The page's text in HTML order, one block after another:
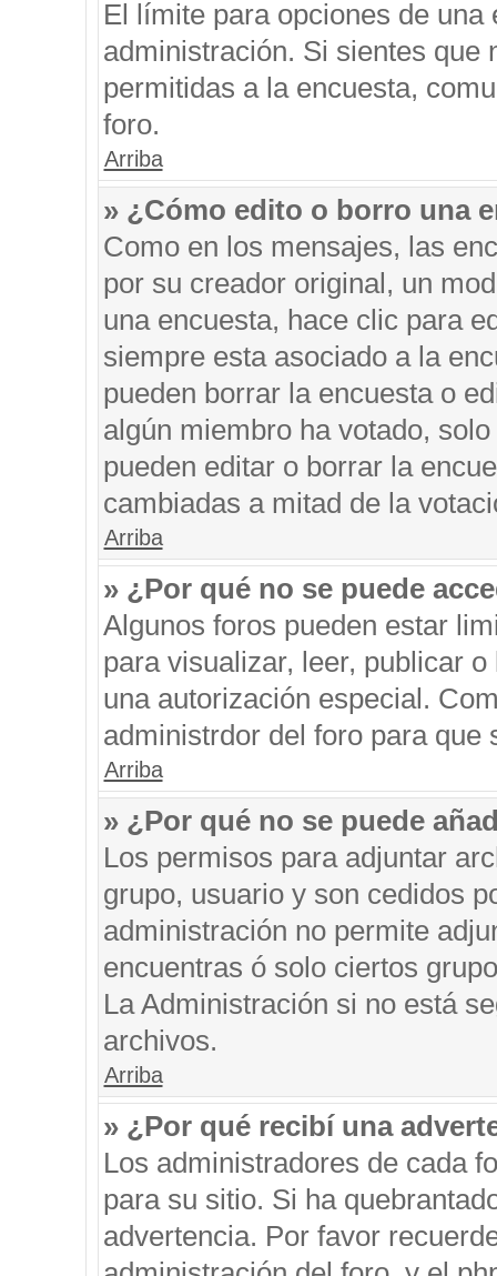
El límite para opciones de una
administración. Si sientes que
permitidas a la encuesta,
foro.
Arriba
» ¿Cómo edito o borro una
Como en los mensajes, las
por su creador original, un
una encuesta, hace clic para
siempre esta asociado a la
pueden borrar la encuesta o
algún miembro ha votado,
pueden editar o borrar la
cambiadas a mitad de la
Arriba
» ¿Por qué no se puede
Algunos foros pueden estar
para visualizar, leer, publicar
una autorización especial.
administrdor del foro para que
Arriba
» ¿Por qué no se puede
Los permisos para adjuntar
grupo, usuario y son cedidos
administración no permite
encuentras ó solo ciertos
La Administración si no está
archivos.
Arriba
» ¿Por qué recibí una
Los administradores de cada
para su sitio. Si ha
advertencia. Por favor